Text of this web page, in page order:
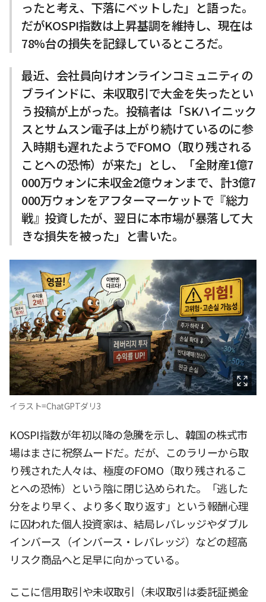
ったと考え、下落にベットした」と語った。
だがKOSPI指数は上昇基調を維持し、現在は
78%台の損失を記録しているところだ。
最近、会社員向けオンラインコミュニティの
ブラインドに、未収取引で大金を失ったとい
う投稿が上がった。投稿者は「SKハイニック
スとサムスン電子は上がり続けているのに参
入時期も遅れたようでFOMO（取り残される
ことへの恐怖）が来た」とし、「全財産1億7
000万ウォンに未収金2億ウォンまで、計3億7
000万ウォンをアフターマーケットで『総力
戦』投資したが、翌日に本市場が暴落して大
きな損失を被った」と書いた。
イラスト=ChatGPTダリ3
KOSPI指数が年初以降の急騰を示し、韓国の株式市
場はまさに祝祭ムードだ。だが、このラリーから取
り残された人々は、極度のFOMO（取り残されるこ
とへの恐怖）という陰に閉じ込められた。「逃した
分をより早く、より多く取り返す」という報酬心理
に囚われた個人投資家は、結局レバレッジやダブル
インバース（インバース・レバレッジ）などの超高
リスク商品へと足早に向かっている。
ここに信用取引や未収取引（未収取引は委託証拠金